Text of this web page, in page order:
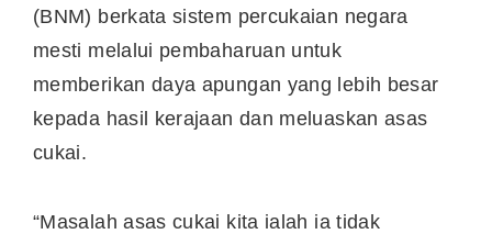
(BNM) berkata sistem percukaian negara
mesti melalui pembaharuan untuk
memberikan daya apungan yang lebih besar
kepada hasil kerajaan dan meluaskan asas
cukai.
“Masalah asas cukai kita ialah ia tidak